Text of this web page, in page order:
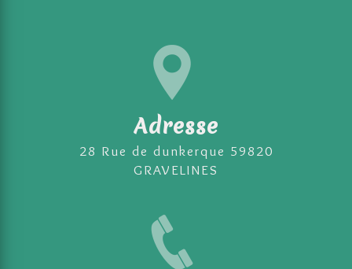
Adresse
28 Rue de dunkerque 59820
GRAVELINES